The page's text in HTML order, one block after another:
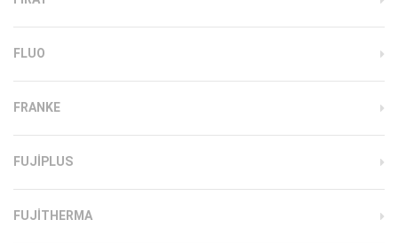
FLUO
FRANKE
FUJIPLUS
FUJITHERMA